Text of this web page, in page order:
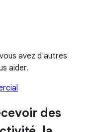
avez d'autres
aider.
des